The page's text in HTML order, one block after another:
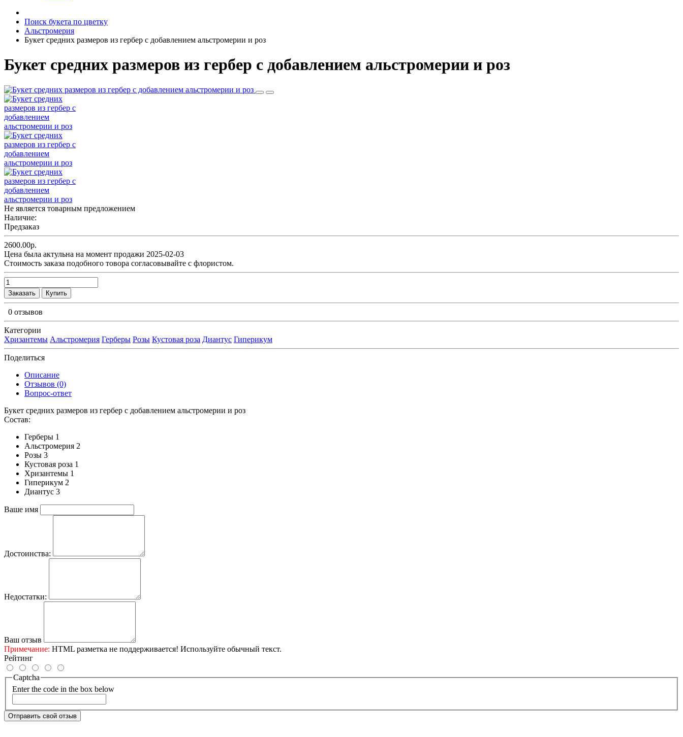
Поиск букета по цветку
Альстромерия
Букет средних размеров из гербер c добавлением альстромерии и роз
Букет средних размеров из гербер c добавлением альстромерии и роз
Не является товарным предложением
Наличие:
Предзаказ
2600.00р.
Цена была актульна на момент продажи 2025-02-03
Cтоимость заказа подобного товора согласовывайте с флористом.
Заказать Купить
0 отзывов
Категории
Хризантемы Альстромерия Герберы Розы Кустовая роза Диантус Гиперикум
Поделиться
Описание
Отзывов (0)
Вопрос-ответ
Букет средних размеров из гербер c добавлением альстромерии и роз
Состав:
Герберы 1
Альстромерия 2
Розы 3
Кустовая роза 1
Хризантемы 1
Гиперикум 2
Диантус 3
Ваше имя
Достоинства:
Недостатки:
Ваш отзыв
Примечание: HTML разметка не поддерживается! Используйте обычный текст.
Рейтинг
Captcha
Enter the code in the box below
Отправить свой отзыв